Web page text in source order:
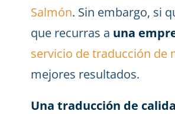
Salmón. Sin embargo, si
que recurras a una
servicio de traducción de
mejores resultados.
Una traducción de